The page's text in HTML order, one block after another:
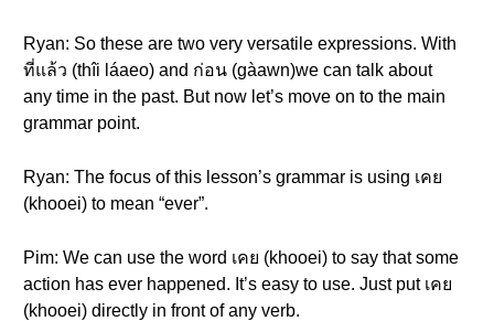
Ryan: So these are two very versatile expressions. With
ที่แล้ว (thîi láaeo) and ก่อน (gàawn)we can talk about
any time in the past. But now let’s move on to the main
grammar point.
Ryan: The focus of this lesson’s grammar is using เคย
(khooei) to mean “ever”.
Pim: We can use the word เคย (khooei) to say that some
action has ever happened. It’s easy to use. Just put เคย
(khooei) directly in front of any verb.